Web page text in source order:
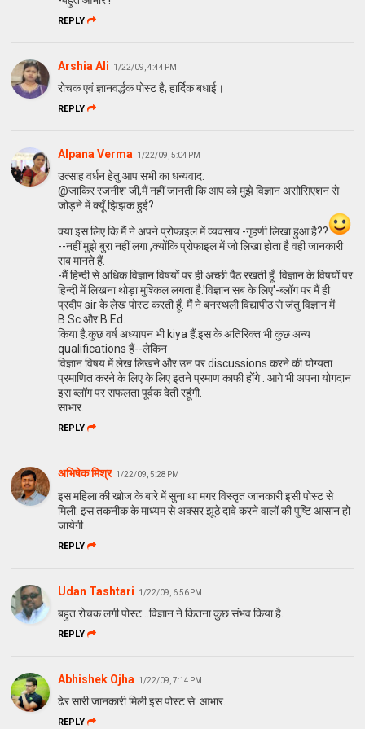
REPLY
Arshia Ali 1/22/09, 4:44 PM
रोचक एवं ज्ञानवर्द्धक पोस्ट है, हार्दिक बधाई।
REPLY
Alpana Verma 1/22/09, 5:04 PM
उत्साह वर्धन हेतु आप सभी का धन्यवाद.
@जाकिर रजनीश जी,मैं नहीं जानती कि आप को मुझे विज्ञान असोसिएशन से
जोड़ने में क्यूँ झिझक हुई?
क्या इस लिए कि मैं ने अपने प्रोफाइल में व्यवसाय -गृहणी लिखा हुआ है??
--नहीं मुझे बुरा नहीं लगा ,क्योंकि प्रोफाइल में जो लिखा होता है वही जानकारी
सब मानते हैं.
-मैं हिन्दी से अधिक विज्ञान विषयों पर ही अच्छी पैठ रखती हूँ. विज्ञान के विषयों पर
हिन्दी में लिखना थोड़ा मुश्किल लगता है.'विज्ञान सब के लिए'-ब्लॉग पर मैं ही
प्रदीप sir के लेख पोस्ट करती हूँ. मैं ने बनस्थली विद्यापीठ से जंतु विज्ञान में
B.Sc.और B.Ed.
किया है.कुछ वर्ष अध्यापन भी kiya हैं.इस के अतिरिक्त भी कुछ अन्य
qualifications हैं--लेकिन
विज्ञान विषय में लेख लिखने और उन पर discussions करने की योग्यता
प्रमाणित करने के लिए के लिए इतने प्रमाण काफी होंगे . आगे भी अपना योगदान
इस ब्लॉग पर सफलता पूर्वक देती रहूंगी.
साभार.
REPLY
अभिषेक मिश्र 1/22/09, 5:28 PM
इस महिला की खोज के बारे में सुना था मगर विस्तृत जानकारी इसी पोस्ट से
मिली. इस तकनीक के माध्यम से अक्सर झूठे दावे करने वालों की पुष्टि आसान हो
जायेगी.
REPLY
Udan Tashtari 1/22/09, 6:56 PM
बहुत रोचक लगी पोस्ट...विज्ञान ने कितना कुछ संभव किया है.
REPLY
Abhishek Ojha 1/22/09, 7:14 PM
ढेर सारी जानकारी मिली इस पोस्ट से. आभार.
REPLY